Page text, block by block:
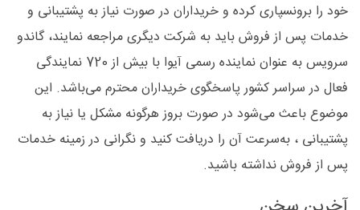
خود را برونسپاری کرده و خریداران در صورت نیاز به پشتیبانی و
خدمات پس از فروش باید به شرکت دیگری مراجعه نمایند، گاندو
سرویس به عنوان نماینده رسمی آیوا با بیش از 720 نمایندگی
فعال در سراسر کشور پاسخگوی خریداران محترم می‌باشد. این
موضوع باعث می‌شود در صورت بروز هرگونه مشکل یا نیاز به
پشتیبانی ، به‌سرعت آن را دریافت کنید و نگرانی در زمینه خدمات
پس از فروش نداشته باشید.